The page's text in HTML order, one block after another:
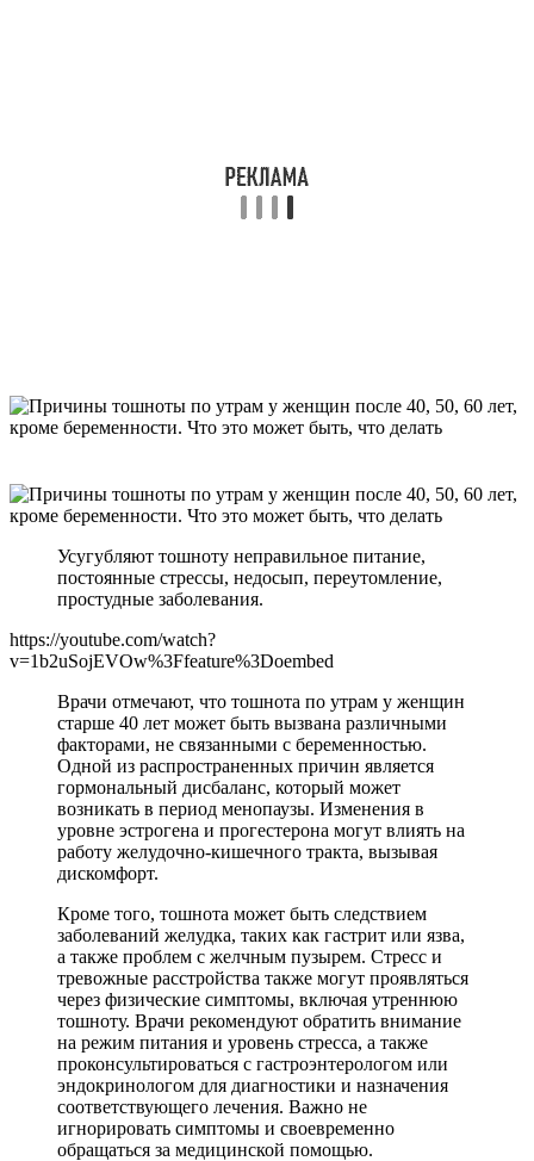
Усугубляют тошноту неправильное питание,
постоянные стрессы, недосып, переутомление,
простудные заболевания.
https://youtube.com/watch?
v=1b2uSojEVOw%3Ffeature%3Doembed
Врачи отмечают, что тошнота по утрам у женщин
старше 40 лет может быть вызвана различными
факторами, не связанными с беременностью.
Одной из распространенных причин является
гормональный дисбаланс, который может
возникать в период менопаузы. Изменения в
уровне эстрогена и прогестерона могут влиять на
работу желудочно-кишечного тракта, вызывая
дискомфорт.
Кроме того, тошнота может быть следствием
заболеваний желудка, таких как гастрит или язва,
а также проблем с желчным пузырем. Стресс и
тревожные расстройства также могут проявляться
через физические симптомы, включая утреннюю
тошноту. Врачи рекомендуют обратить внимание
на режим питания и уровень стресса, а также
проконсультироваться с гастроэнтерологом или
эндокринологом для диагностики и назначения
соответствующего лечения. Важно не
игнорировать симптомы и своевременно
обращаться за медицинской помощью.